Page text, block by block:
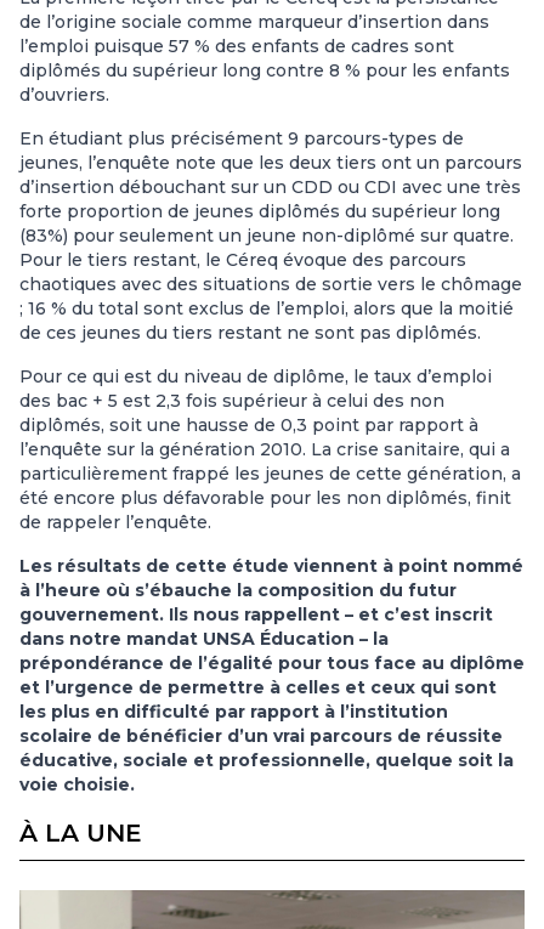
de l’origine sociale comme marqueur d’insertion dans
l’emploi puisque 57 % des enfants de cadres sont
diplômés du supérieur long contre 8 % pour les enfants
d’ouvriers.
En étudiant plus précisément 9 parcours-types de
jeunes, l’enquête note que les deux tiers ont un parcours
d’insertion débouchant sur un CDD ou CDI avec une très
forte proportion de jeunes diplômés du supérieur long
(83%) pour seulement un jeune non-diplômé sur quatre.
Pour le tiers restant, le Céreq évoque des parcours
chaotiques avec des situations de sortie vers le chômage
; 16 % du total sont exclus de l’emploi, alors que la moitié
de ces jeunes du tiers restant ne sont pas diplômés.
Pour ce qui est du niveau de diplôme, le taux d’emploi
des bac + 5 est 2,3 fois supérieur à celui des non
diplômés, soit une hausse de 0,3 point par rapport à
l’enquête sur la génération 2010. La crise sanitaire, qui a
particulièrement frappé les jeunes de cette génération, a
été encore plus défavorable pour les non diplômés, finit
de rappeler l’enquête.
Les résultats de cette étude viennent à point nommé
à l’heure où s’ébauche la composition du futur
gouvernement. Ils nous rappellent – et c’est inscrit
dans notre mandat UNSA Éducation – la
prépondérance de l’égalité pour tous face au diplôme
et l’urgence de permettre à celles et ceux qui sont
les plus en difficulté par rapport à l’institution
scolaire de bénéficier d’un vrai parcours de réussite
éducative, sociale et professionnelle, quelque soit la
voie choisie.
À LA UNE